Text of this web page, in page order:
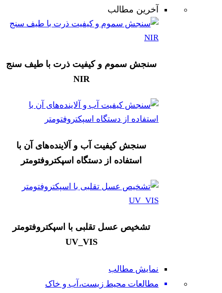
آخرین مطالب
سنجش سموم و کیفیت ذرت با طیف سنج
NIR
سنجش کیفیت آب و آلاینده‌های آن با
استفاده از دستگاه اسپکتروفتومتر
تشخیص عسل تقلبی با اسپکتروفتومتر
UV_VIS
نمایش مطالب
مطالعات محیط زیست،آب و خاک